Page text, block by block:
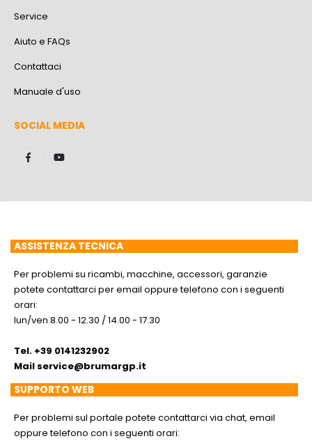
Service
Aiuto e FAQs
Contattaci
Manuale d'uso
SOCIAL MEDIA
ASSISTENZA TECNICA
Per problemi su ricambi, macchine, accessori, garanzie
potete contattarci per email oppure telefono con i seguenti
orari:
lun/ven 8.00 - 12.30 / 14.00 - 17.30
Tel. +39 0141232902
Mail service@brumargp.it
SUPPORTO WEB
Per problemi sul portale potete contattarci via chat, email
oppure telefono con i seguenti orari: